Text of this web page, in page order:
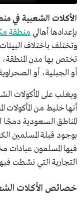
الأكلات الشعبية في
بإعدادها أهالي منطقة
وتختلف باختلاف
تختص بها مدن
أو الجبلية، أو
ويغلب على المأكولات
أنها خليط من المأكولات
المناطق السعودية دمجًا
بوجود قبلة المسلمين
فيها المسلمون
التجارية التي نشطت
خصائص الأكلات